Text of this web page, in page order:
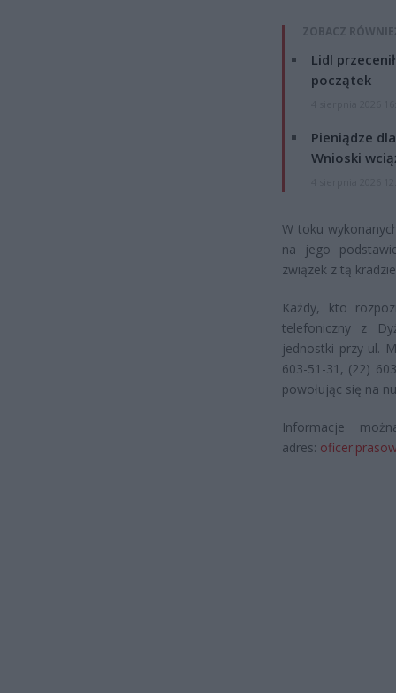
ZOBACZ
Lidl
początek
Pieniądze
Wnioski
W toku
na jego
związek z tą
Każdy, kto
telefoniczny z
jednostki przy ul.
603-51-31, (22)
powołując się na
Informacje
adres: